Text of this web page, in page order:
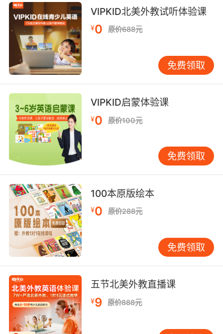
获得“可理解性输入”，积累英语听说词汇
人的大脑具有探索语言意义的本能需求。孩子学习语言
语义。
我们让孩子通过“听”感受英语语音语调和韵律节奏时，
要有意识地通过肢体语言、情境、图片或视
频，让孩子感受和理解语义，获得
入”，逐步积累听说词汇。这些听说词汇，在孩子掌握了
自然拼读技能之后，就会转化为读写词汇。
听辨单词中的单个音素，培养音素意识
很多家长会觉得“培养音素意识”听起来比较专业，有些望
VIPKID北美外教试听体验课
¥0 原价688元
免费领取
VIPKID启蒙体验课
¥0 原价100元
免费领取
100本原版绘本
¥0 原价288元
免费领取
五节北美外教直播课
¥9 原价888元